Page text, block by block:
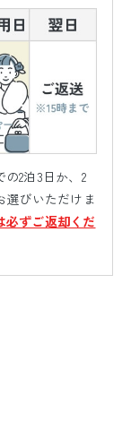
2泊3日か、2
選びいただけま
必ずご返却くだ